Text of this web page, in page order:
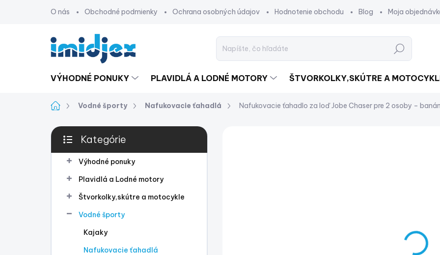
O nás Obchodné podmienky Ochrana osobných údajov Hodnotenie obchodu Blog Moja
Hľadať
VÝHODNÉ PONUKY PLAVIDLÁ A LODNÉ MOTORY ŠTVORKOLKY,SKÚTRE A
DomovVodné športy Nafukovacie ťahadlá Nafukovacie ťahadlo za loď Jobe Chaser pre 2 osoby – banán
B
č
Preskočiť
kategórie
Kategórie
Výhodné ponuky
Plavidlá a Lodné motory
Štvorkolky,skútre a motocykle
Vodné športy
Kajaky
Nafukovacie ťahadlá